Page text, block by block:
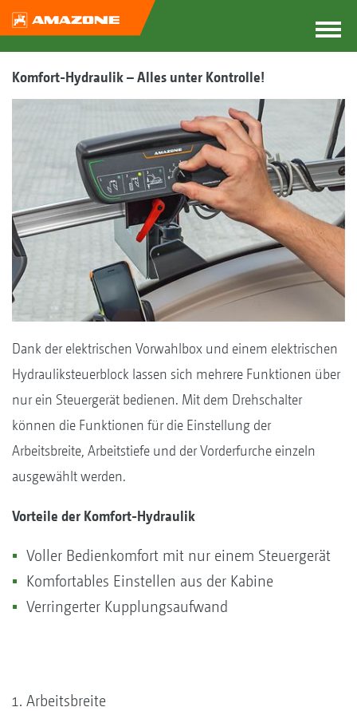
Komfort-Hydraulik – Alles unter Kontrolle!
Dank der elektrischen Vorwahlbox und einem elektrischen
Hydrauliksteuerblock lassen sich mehrere Funktionen über
nur ein Steuergerät bedienen. Mit dem Drehschalter
können die Funktionen für die Einstellung der
Arbeitsbreite, Arbeitstiefe und der Vorderfurche einzeln
ausgewählt werden.
Vorteile der Komfort-Hydraulik
Voller Bedienkomfort mit nur einem Steuergerät
Komfortables Einstellen aus der Kabine
Verringerter Kupplungsaufwand
Arbeitsbreite